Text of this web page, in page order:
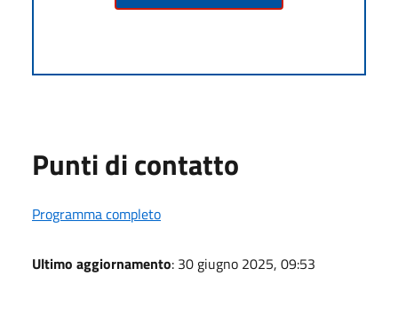
Punti di contatto
Programma completo
Ultimo aggiornamento: 30 giugno 2025, 09:53